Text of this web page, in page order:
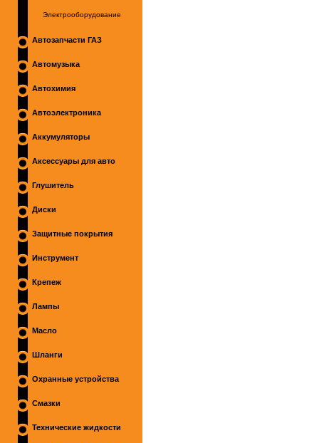
Электрооборудование
Автозапчасти ГАЗ
Автомузыка
Автохимия
Автоэлектроника
Аккумуляторы
Аксессуары для авто
Глушитель
Диски
Защитные покрытия
Инструмент
Крепеж
Лампы
Масло
Шланги
Охранные устройства
Смазки
Технические жидкости